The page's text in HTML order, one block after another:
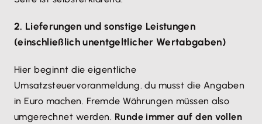
2. Lieferungen und sonstige Leistungen
(einschließlich unentgeltlicher Wertabgaben)
Hier beginnt die eigentliche
Umsatzsteuervoranmeldung. du musst die Angaben
in Euro machen. Fremde Währungen müssen also
umgerechnet werden. Runde immer auf den vollen